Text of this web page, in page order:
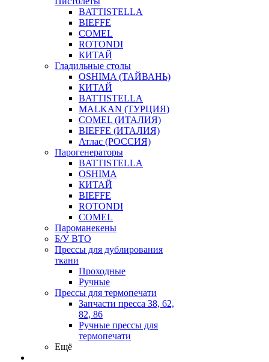
BATTISTELLA
BIEFFE
COMEL
ROTONDI
КИТАЙ
Гладильные столы
OSHIMA (ТАЙВАНЬ)
КИТАЙ
BATTISTELLA
MALKAN (ТУРЦИЯ)
COMEL (ИТАЛИЯ)
BIEFFE (ИТАЛИЯ)
Атлас (РОССИЯ)
Парогенераторы
BATTISTELLA
OSHIMA
КИТАЙ
BIEFFE
ROTONDI
COMEL
Пароманекены
Б/У ВТО
Прессы для дублирования
ткани
Проходные
Ручные
Прессы для термопечати
Запчасти пресса 38, 62,
82, 86
Ручные прессы для
термопечати
Ещё